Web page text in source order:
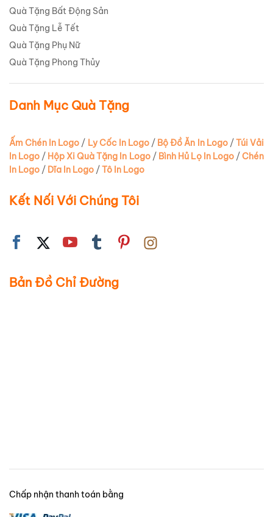
Quà Tặng Bất Động Sản
Quà Tặng Lễ Tết
Quà Tặng Phụ Nữ
Quà Tặng Phong Thủy
Danh Mục Quà Tặng
Ấm Chén In Logo / Ly Cốc In Logo/ Bộ Đồ Ăn In Logo/Túi Vải
In Logo / Hộp Xi Quà Tặng In Logo/ Bình Hủ Lọ In Logo/Chén
In Logo / Dĩa In Logo /Tô In Logo
Kết Nối Với Chúng Tôi
Bản Đồ Chỉ Đường
Chấp nhận thanh toán bằng